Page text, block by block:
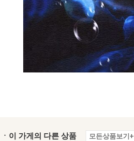
ㆍ이 가게의 다른 상품 모든상품보기+